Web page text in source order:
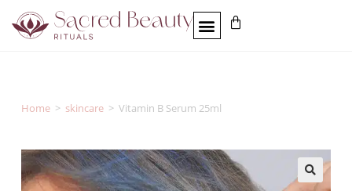
Home > skincare > Vitamin B Serum 25ml